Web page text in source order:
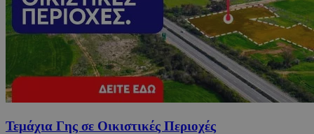
Τεμάχια Γης σε Οικιστικές Περιοχές